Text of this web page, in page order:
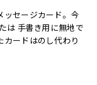
ッセージカード。今
は 手書き用に無地で
カードはのし代わり